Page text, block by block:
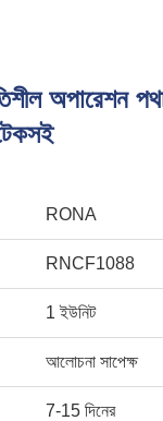
অপারেশন
RONA
RNCF1088
1 ইউনিট
আলোচনা সাপেক্ষ
7-15 দিনের